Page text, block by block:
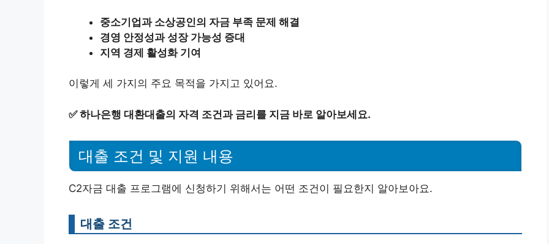
중소기업과 소상공인의 자금 부족 문제 해결
경영 안정성과 성장 가능성 증대
지역 경제 활성화 기여
이렇게 세 가지의 주요 목적을 가지고 있어요.
✅하나은행 대환대출의 자격 조건과 금리를 지금 바로 알아보세요.
대출 조건 및 지원 내용
C2자금 대출 프로그램에 신청하기 위해서는 어떤 조건이 필요한지 알아보아요.
대출 조건